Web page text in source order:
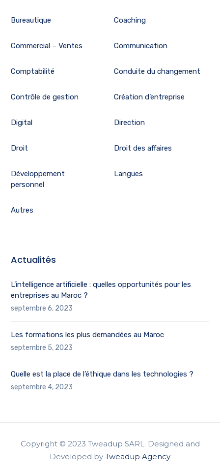
Bureautique Coaching
Commercial – Ventes Communication
Comptabilité Conduite du changement
Contrôle de gestion Création d’entreprise
Digital Direction
Droit Droit des affaires
Développement
personnel
Langues
Autres
Actualités
L’intelligence artificielle : quelles opportunités pour les
entreprises au Maroc ?
septembre 6, 2023
Les formations les plus demandées au Maroc
septembre 5, 2023
Quelle est la place de l’éthique dans les technologies ?
septembre 4, 2023
Copyright © 2023 Tweadup SARL. Designed and
Developed by Tweadup Agency